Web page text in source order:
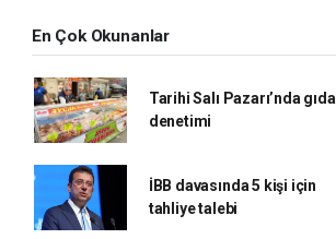
En Çok Okunanlar
Tarihi Salı Pazarı’nda gıda
denetimi
İBB davasında 5 kişi için
tahliye talebi